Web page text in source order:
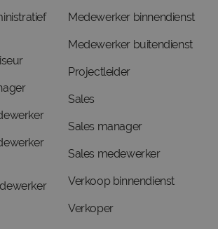
Medewerker binnendienst
Medewerker buitendienst
Projectleider
Sales
Sales manager
Sales medewerker
Verkoop binnendienst
Verkoper